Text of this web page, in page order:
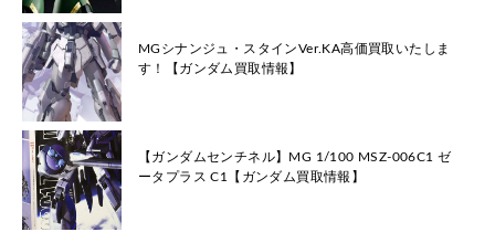
MGシナンジュ・スタインVer.KA高価買取いたしま
す！【ガンダム買取情報】
【ガンダムセンチネル】MG 1/100 MSZ-006C1 ゼ
ータプラス C1【ガンダム買取情報】